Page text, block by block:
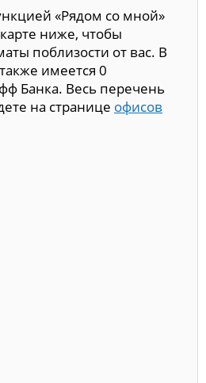
«Рядом со мной»
ниже, чтобы
поблизости от вас. В
имеется 0
Банка. Весь перечень
на странице офисов